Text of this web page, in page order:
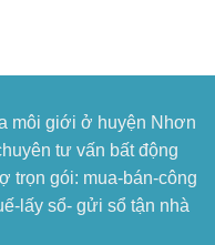
môi giới ở huyện Nhơn
tư vấn bất động
trọn gói: mua-bán-công
lấy sổ- gửi sổ tận nhà